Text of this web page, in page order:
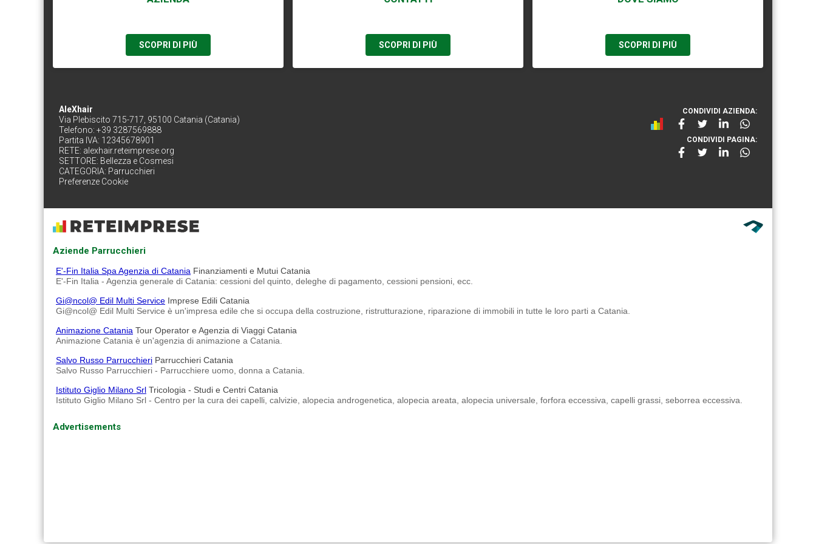
SCOPRI DI PIÙ SCOPRI DI PIÙ SCOPRI DI PIÙ
AleXhair
Via Plebiscito 715-717, 95100 Catania (Catania)
Telefono: +39 3287569888
Partita IVA: 12345678901
RETE: alexhair.reteimprese.org
SETTORE: Bellezza e Cosmesi
CATEGORIA: Parrucchieri
Preferenze Cookie
CONDIVIDI AZIENDA:
CONDIVIDI PAGINA:
Aziende Parrucchieri
E'-Fin Italia Spa Agenzia di Catania Finanziamenti e Mutui Catania
E'-Fin Italia - Agenzia generale di Catania: cessioni del quinto, deleghe di pagamento, cessioni pensioni, ecc.
Gi@ncol@ Edil Multi Service Imprese Edili Catania
Gi@ncol@ Edil Multi Service è un'impresa edile che si occupa della costruzione, ristrutturazione, riparazione di immobili in tutte le loro parti a Catania.
Animazione Catania Tour Operator e Agenzia di Viaggi Catania
Animazione Catania è un'agenzia di animazione a Catania.
Salvo Russo Parrucchieri Parrucchieri Catania
Salvo Russo Parrucchieri - Parrucchiere uomo, donna a Catania.
Istituto Giglio Milano Srl Tricologia - Studi e Centri Catania
Istituto Giglio Milano Srl - Centro per la cura dei capelli, calvizie, alopecia androgenetica, alopecia areata, alopecia universale, forfora eccessiva, capelli grassi, seborrea eccessiva.
Advertisements